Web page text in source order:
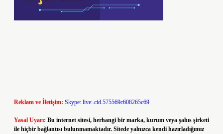
Reklam ve İletişim: Skype: live:.cid.575569c608265c69
Yasal Uyarı: Bu internet sitesi, herhangi bir marka, kurum veya şahıs şirketi
ile hiçbir bağlantısı bulunmamaktadır. Sitede yalnızca kendi hazırladığımız